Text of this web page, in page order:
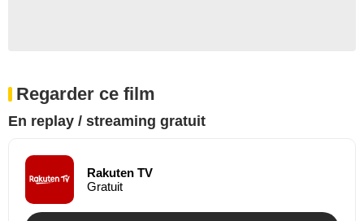
Regarder ce film
En replay / streaming gratuit
Rakuten TV
Gratuit